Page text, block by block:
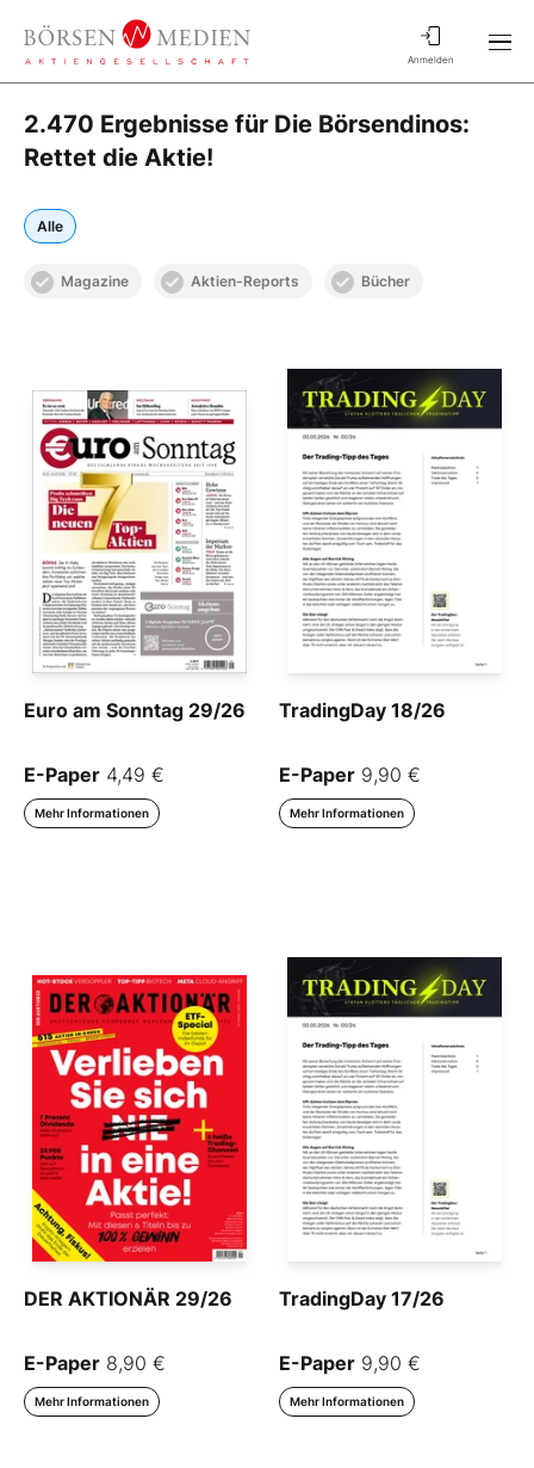
Anmelden
2.470 Ergebnisse für Die Börsendinos:
Rettet die Aktie!
Alle
Magazine Aktien-Reports Bücher
Euro am Sonntag 29/26
E-Paper 4,49 €
Mehr Informationen
TradingDay 18/26
E-Paper 9,90 €
Mehr Informationen
DER AKTIONÄR 29/26
E-Paper 8,90 €
Mehr Informationen
TradingDay 17/26
E-Paper 9,90 €
Mehr Informationen